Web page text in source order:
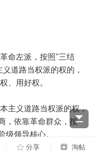
命左派，按照"三结
道路当权派的权的，
、用好权。
主义道路当权派的权，
，依靠革命群众，按
级领导核心。
分享 淘帖